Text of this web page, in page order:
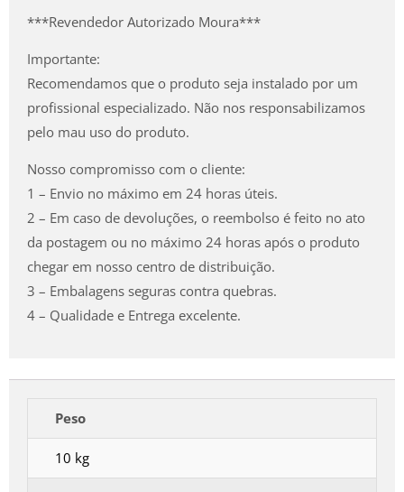
***Revendedor Autorizado Moura***
Importante:
Recomendamos que o produto seja instalado por um
profissional especializado. Não nos responsabilizamos
pelo mau uso do produto.
Nosso compromisso com o cliente:
1 – Envio no máximo em 24 horas úteis.
2 – Em caso de devoluções, o reembolso é feito no ato
da postagem ou no máximo 24 horas após o produto
chegar em nosso centro de distribuição.
3 – Embalagens seguras contra quebras.
4 – Qualidade e Entrega excelente.
Peso
10 kg